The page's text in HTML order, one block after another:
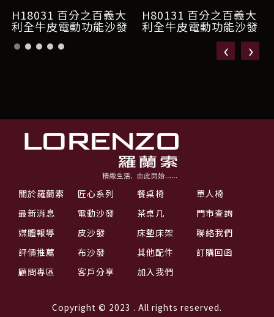
H18031 百分之百義大
利全牛皮電動功能沙發
H80131 百分之百義大
利全牛皮電動功能沙發
‹ ›
關於羅蘭索 匠心系列 餐桌椅
單人椅
最新消息
電動沙發 茶桌几
門市查詢
媒體報導
皮沙發 床墊床架
聯絡我們
評價推薦
布沙發 其他配件
訂購回函
顧問專區
客戶分享 加入我們
Copyright © 2023 . All rights reserved.